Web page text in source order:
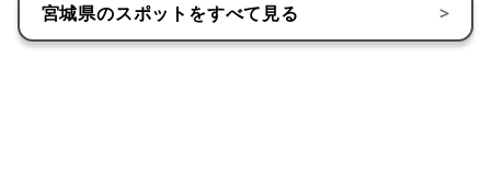
宮城県のスポットをすべて見る >